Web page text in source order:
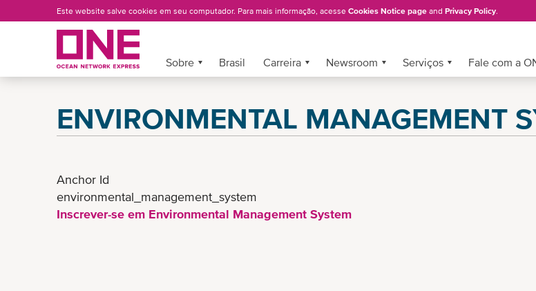
para
principal
Este website salve cookies em seu computador. Para mais informação, acesse Cookies Notice page and Privacy Policy.
Mais »
Sobre Brasil Carreira Newsroom Serviços Fale com a
ENVIRONMENTAL MANAGEMENT
Anchor Id
environmental_management_system
Inscrever-se em Environmental Management System